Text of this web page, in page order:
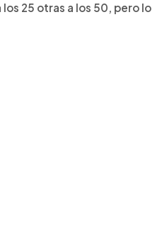
25 otras a los 50, pero lo